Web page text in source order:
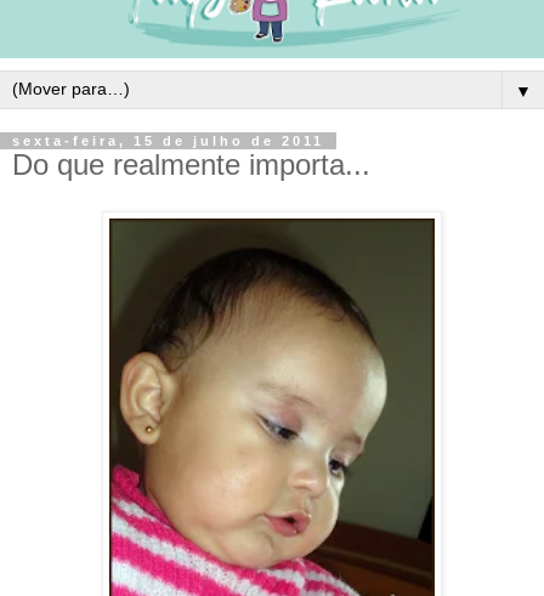
▼
sexta-feira, 15 de julho de 2011
Do que realmente importa...